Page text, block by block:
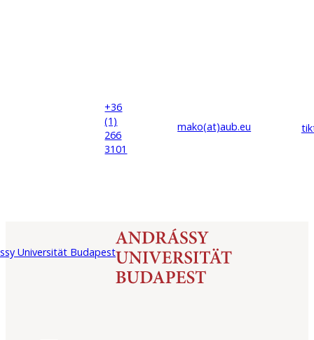
+36
(1)
266
3101
mako(at)aub.eu